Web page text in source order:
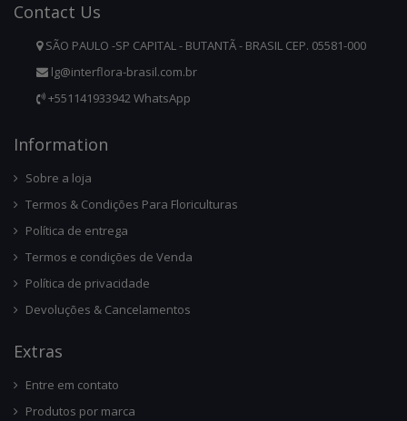
Contact Us
SÃO PAULO -SP CAPITAL - BUTANTÃ - BRASIL CEP. 05581-000
lg@interflora-brasil.com.br
+551141933942 WhatsApp
InforMation
Sobre a loja
Termos & Condições Para Floriculturas
Política de entrega
Termos e condições de Venda
Política de privacidade
Devoluções & Cancelamentos
ExtRas
Entre em contato
Produtos por marca